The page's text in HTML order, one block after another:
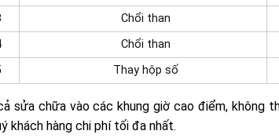
Chổi than
Chổi than
Thay hộp số
sửa chữa vào các khung giờ cao điểm, không
khách hàng chi phí tối đa nhất.